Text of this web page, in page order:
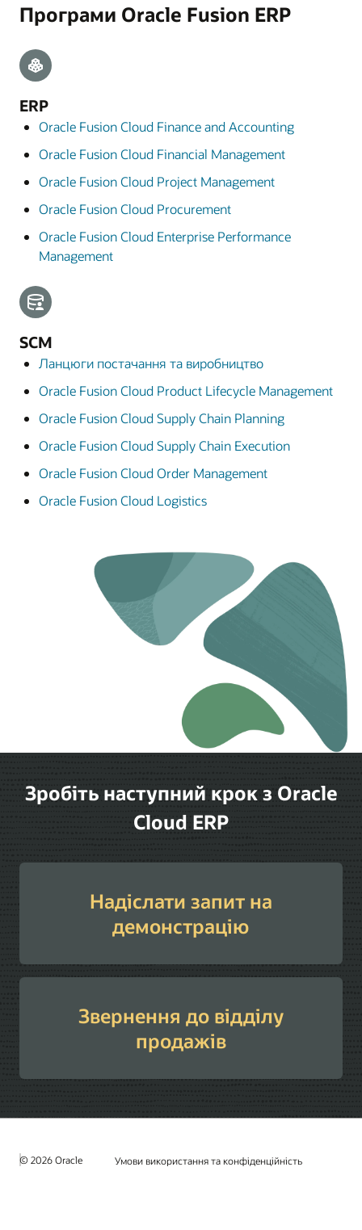
Програми Oracle Fusion ERP
ERP
Oracle Fusion Cloud Finance and Accounting
Oracle Fusion Cloud Financial Management
Oracle Fusion Cloud Project Management
Oracle Fusion Cloud Procurement
Oracle Fusion Cloud Enterprise Performance
Management
SCM
Ланцюги постачання та виробництво
Oracle Fusion Cloud Product Lifecycle Management
Oracle Fusion Cloud Supply Chain Planning
Oracle Fusion Cloud Supply Chain Execution
Oracle Fusion Cloud Order Management
Oracle Fusion Cloud Logistics
Зробіть наступний крок з Oracle
Cloud ERP
Надіслати запит на
демонстрацію
Звернення до відділу
продажів
© 2026 Oracle Умови використання та конфіденційність